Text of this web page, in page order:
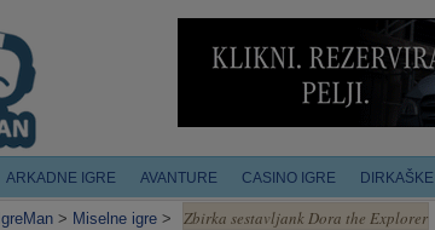
ARKADNE IGRE AVANTURE CASINO IGRE
IgreMan > Miselne igre > Zbirka sestavljank Dora the Explorer